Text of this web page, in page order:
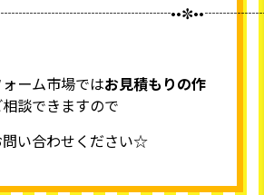
ーム市場ではお見積もりの作
談できますので
い合わせください☆